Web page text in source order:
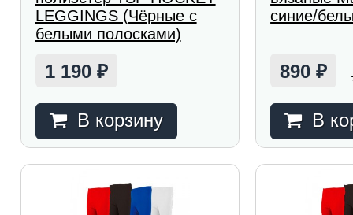
LEGGINGS (Чёрные с
белыми полосками)
1 190 ₽
В корзину
синие/
890₽
В